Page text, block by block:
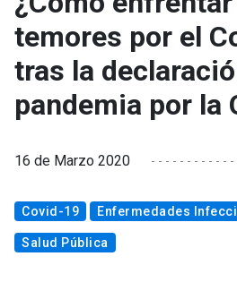
temores por el
tras la
pandemia por la
16 de Marzo 2020
Covid-19 Enfermedades
Salud Pública